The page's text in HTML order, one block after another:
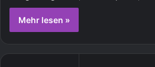
Mehr lesen »